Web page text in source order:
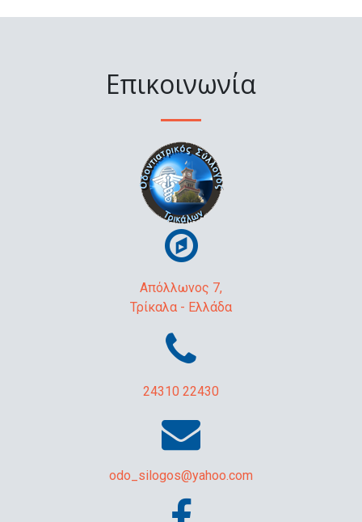
Επικοινωνία
Απόλλωνος 7,
Τρίκαλα - Ελλάδα
24310 22430
odo_silogos@yahoo.com